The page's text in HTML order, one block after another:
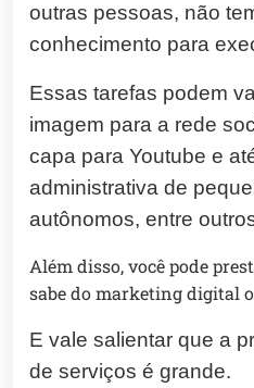
outras pessoas, não
conhecimento para
Essas tarefas podem
imagem para a rede
capa para Youtube e
administrativa de
autônomos, entre
Além disso, você pode
sabe do marketing digital
E vale salientar que a
de serviços é grande.